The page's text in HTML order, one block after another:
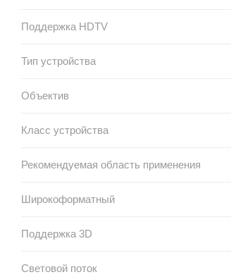
Поддержка HDTV
Тип устройства
Объектив
Класс устройства
Рекомендуемая область применения
Широкоформатный
Поддержка 3D
Световой поток